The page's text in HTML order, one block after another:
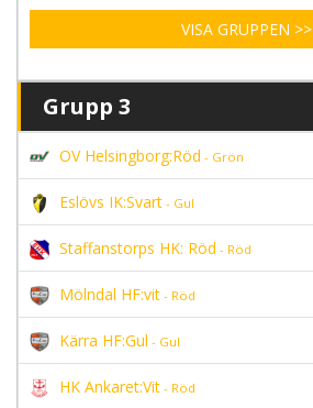
VISA GRUPPEN >>
Grupp 3
OV Helsingborg:Röd - Grön
Eslövs IK:Svart - Gul
Staffanstorps HK: Röd - Röd
Mölndal HF:vit - Röd
Kärra HF:Gul - Gul
HK Ankaret:Vit - Röd